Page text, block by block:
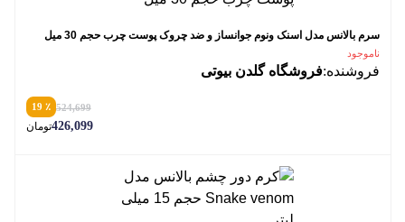
سرم بالانس مدل اسنک ونوم جوانساز و ضد چروک پوست چرب حجم 30 میل
ناموجود
فروشنده:فروشگاه گلدن بیوتی
524,699 ٪ 19
426,099تومان